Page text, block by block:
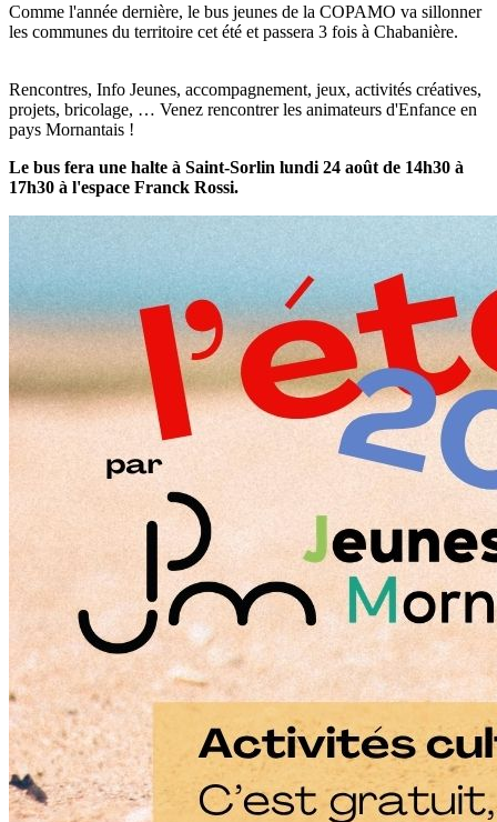
Comme l'année dernière, le bus jeunes de la COPAMO va sillonner
les communes du territoire cet été et passera 3 fois à Chabanière.
Rencontres, Info Jeunes, accompagnement, jeux, activités créatives,
projets, bricolage, … Venez rencontrer les animateurs d'Enfance en
pays Mornantais !
Le bus fera une halte à Saint-Sorlin lundi 24 août de 14h30 à
17h30 à l'espace Franck Rossi.